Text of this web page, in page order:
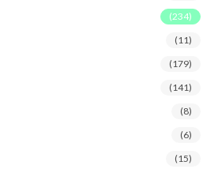
(234)
(11)
(179)
(141)
(8)
(6)
(15)